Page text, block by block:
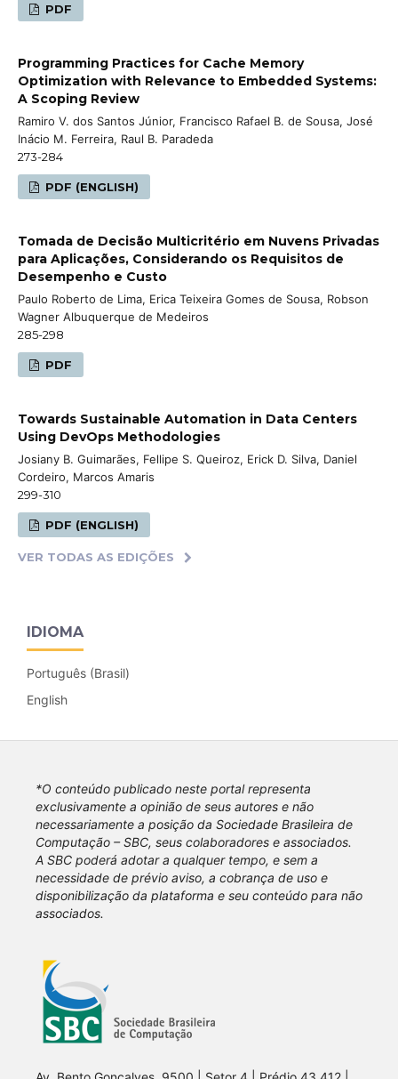
PDF
Programming Practices for Cache Memory
Optimization with Relevance to Embedded Systems:
A Scoping Review
Ramiro V. dos Santos Júnior, Francisco Rafael B. de Sousa, José
Inácio M. Ferreira, Raul B. Paradeda
273-284
PDF (ENGLISH)
Tomada de Decisão Multicritério em Nuvens Privadas
para Aplicações, Considerando os Requisitos de
Desempenho e Custo
Paulo Roberto de Lima, Erica Teixeira Gomes de Sousa, Robson
Wagner Albuquerque de Medeiros
285-298
PDF
Towards Sustainable Automation in Data Centers
Using DevOps Methodologies
Josiany B. Guimarães, Fellipe S. Queiroz, Erick D. Silva, Daniel
Cordeiro, Marcos Amaris
299-310
PDF (ENGLISH)
VER TODAS AS EDIÇÕES
IDIOMA
Português (Brasil)
English
*O conteúdo publicado neste portal representa
exclusivamente a opinião de seus autores e não
necessariamente a posição da Sociedade Brasileira de
Computação – SBC, seus colaboradores e associados.
A SBC poderá adotar a qualquer tempo, e sem a
necessidade de prévio aviso, a cobrança de uso e
disponibilização da plataforma e seu conteúdo para não
associados.